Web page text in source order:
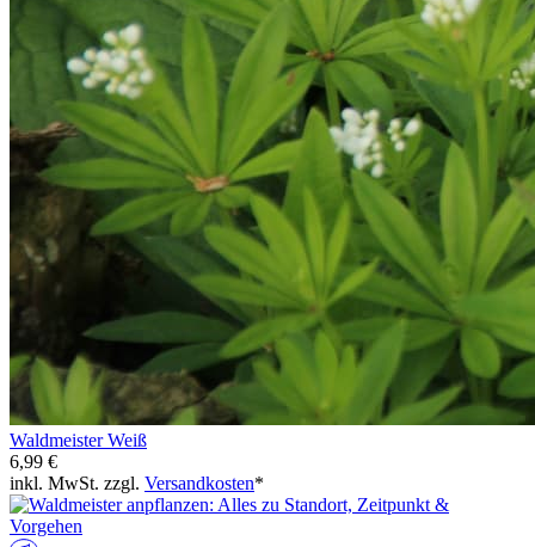
Waldmeister Weiß
6,99 €
inkl. MwSt. zzgl. Versandkosten*